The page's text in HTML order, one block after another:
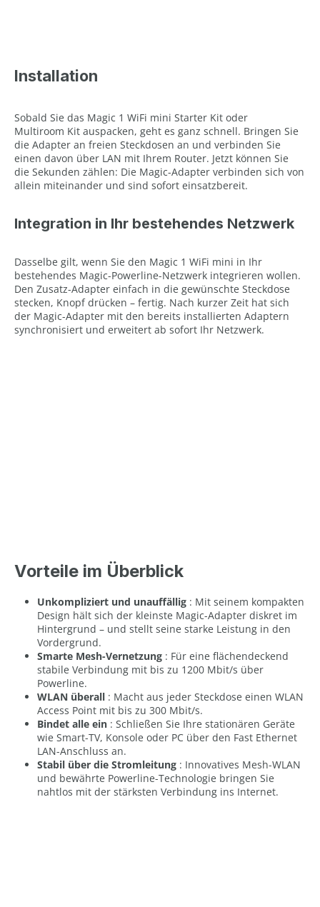
Installation
Sobald Sie das Magic 1 WiFi mini Starter Kit oder
Multiroom Kit auspacken, geht es ganz schnell. Bringen Sie
die Adapter an freien Steckdosen an und verbinden Sie
einen davon über LAN mit Ihrem Router. Jetzt können Sie
die Sekunden zählen: Die Magic-Adapter verbinden sich von
allein miteinander und sind sofort einsatzbereit.
Integration in Ihr bestehendes Netzwerk
Dasselbe gilt, wenn Sie den Magic 1 WiFi mini in Ihr
bestehendes Magic-Powerline-Netzwerk integrieren wollen.
Den Zusatz-Adapter einfach in die gewünschte Steckdose
stecken, Knopf drücken – fertig. Nach kurzer Zeit hat sich
der Magic-Adapter mit den bereits installierten Adaptern
synchronisiert und erweitert ab sofort Ihr Netzwerk.
Vorteile im Überblick
Unkompliziert und unauffällig : Mit seinem kompakten
Design hält sich der kleinste Magic-Adapter diskret im
Hintergrund – und stellt seine starke Leistung in den
Vordergrund.
Smarte Mesh-Vernetzung : Für eine flächendeckend
stabile Verbindung mit bis zu 1200 Mbit/s über
Powerline.
WLAN überall : Macht aus jeder Steckdose einen WLAN
Access Point mit bis zu 300 Mbit/s.
Bindet alle ein : Schließen Sie Ihre stationären Geräte
wie Smart-TV, Konsole oder PC über den Fast Ethernet
LAN-Anschluss an.
Stabil über die Stromleitung : Innovatives Mesh-WLAN
und bewährte Powerline-Technologie bringen Sie
nahtlos mit der stärksten Verbindung ins Internet.